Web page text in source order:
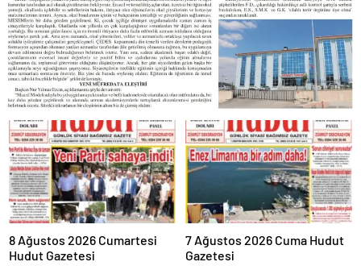
8 Ağustos 2026 Cumartesi
Hudut Gazetesi
7 Ağustos 2026 Cuma Hudut
Gazetesi